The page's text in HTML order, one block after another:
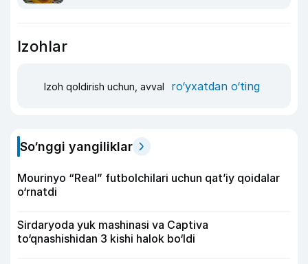
Izohlar
Izoh qoldirish uchun, avval ro‘yxatdan o‘ting
So‘nggi yangiliklar
Mourinyo “Real” futbolchilari uchun qat’iy qoidalar
o‘rnatdi
Sirdaryoda yuk mashinasi va Captiva
to‘qnashishidan 3 kishi halok bo‘ldi